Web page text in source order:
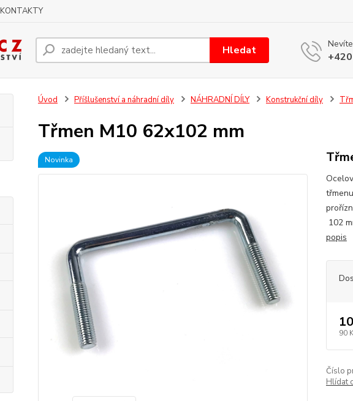
KONTAKTY
Hledat
Úvod Příšlušenství a náhradní díly NÁHRADNÍ DÍLY Konstrukční díly
Třmen M10 62x102 mm
Novinka
102
popis
90
Číslo
Hlídat